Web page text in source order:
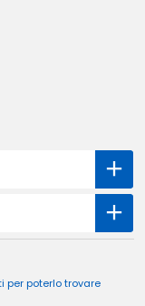
per poterlo trovare